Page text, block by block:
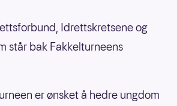
Idrettskretsene og
står bak Fakkelturneens
er ønsket å hedre ungdom